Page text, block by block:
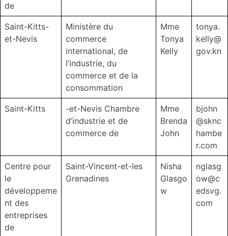
de
Saint-Kitts-
et-Nevis
Ministère du
commerce
international, de
l’industrie, du
commerce et de la
consommation
Mme
Tonya
Kelly
tonya.
kelly@
gov.kn
Saint-Kitts
-et-Nevis Chambre
d’industrie et de
commerce de
Mme
Brenda
John
bjohn
@sknc
hambe
r.com
Centre pour
le
développeme
nt des
entreprises
de
Saint-Vincent-et-les
Grenadines
Nisha
Glasgo
w
nglasg
ow@c
edsvg.
com